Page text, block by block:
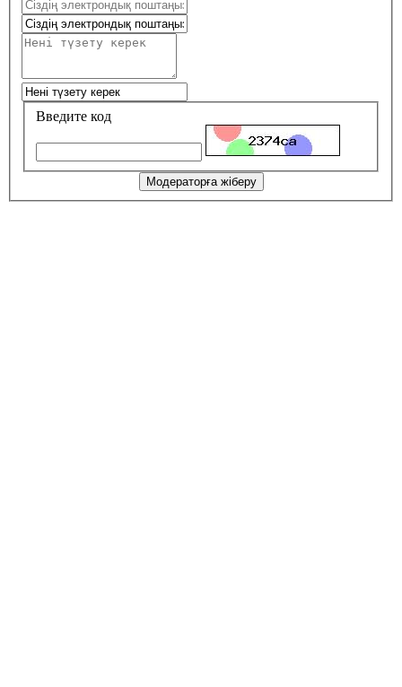
Введите код
Модераторға жіберу